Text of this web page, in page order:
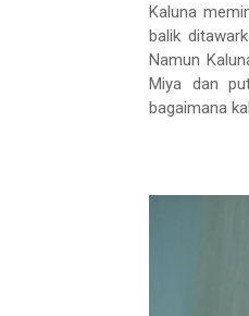
Kaluna
balik
Namun
Miya dan
bagaimana